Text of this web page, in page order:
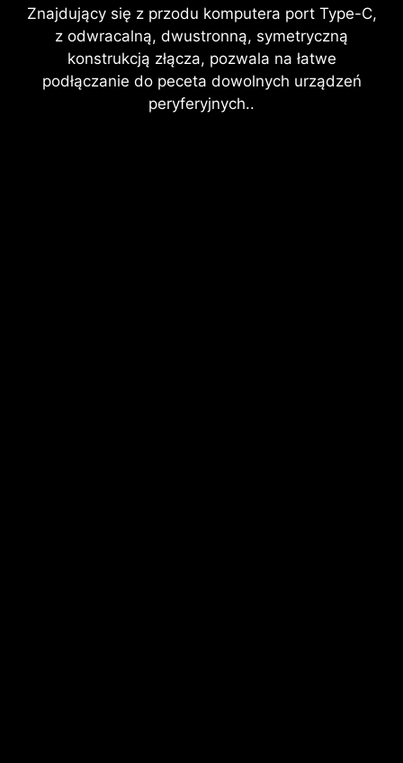
Znajdujący się z przodu komputera port Type-C,
z odwracalną, dwustronną, symetryczną
konstrukcją złącza, pozwala na łatwe
podłączanie do peceta dowolnych urządzeń
peryferyjnych..